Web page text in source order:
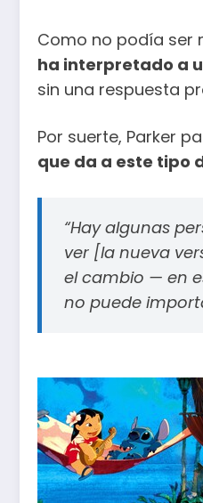
Como no podía ser
ha interpretado a
sin una respuesta
Por suerte, Parker
que da a este tipo
“Hay algunas
ver [la nueva
el cambio — en
no puede